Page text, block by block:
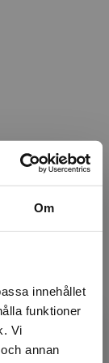
Om
innehållet
funktioner
Vi
annan